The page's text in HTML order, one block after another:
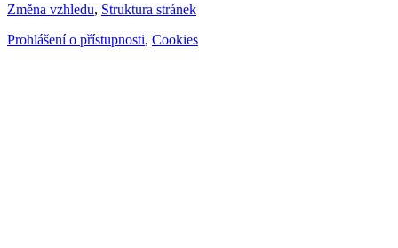
Změna vzhledu, Struktura stránek
Prohlášení o přístupnosti, Cookies